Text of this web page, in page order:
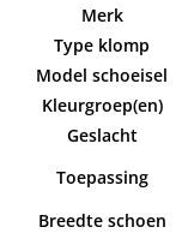
Merk
Type klomp
Model schoeisel
Kleurgroep(en)
Geslacht
Toepassing
Breedte schoen